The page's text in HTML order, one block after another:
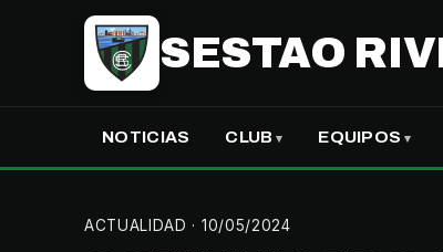
SESTAO
NOTICIAS CLUB EQUIPOS
ACTUALIDAD · 10/05/2024